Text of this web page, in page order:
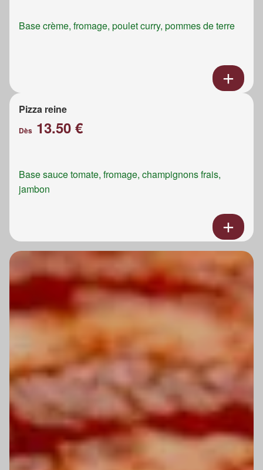
Base crème, fromage, poulet curry, pommes de terre
Pizza reine
Dès 13.50 €
Base sauce tomate, fromage, champignons frais,
jambon